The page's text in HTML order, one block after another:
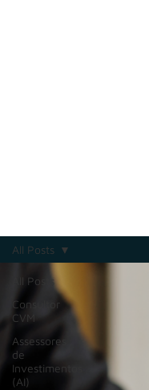
All Posts
Consultor
CVM
Assessores
de
Investimentos
(AI)
All Posts